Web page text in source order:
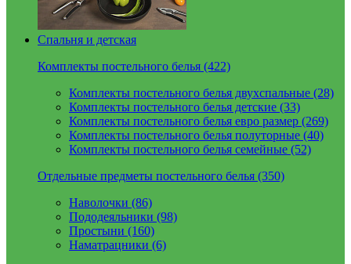
Спальня и детская
Комплекты постельного белья (422)
Комплекты постельного белья двухспальные (28)
Комплекты постельного белья детские (33)
Комплекты постельного белья евро размер (269)
Комплекты постельного белья полуторные (40)
Комплекты постельного белья семейные (52)
Отдельные предметы постельного белья (350)
Наволочки (86)
Пододеяльники (98)
Простыни (160)
Наматрацники (6)